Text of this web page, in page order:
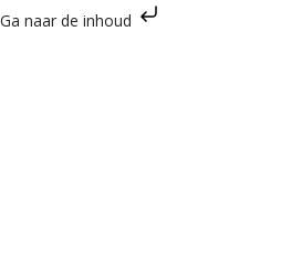
Ga naar de inhoud